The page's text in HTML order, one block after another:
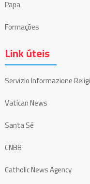
Papa
Formações
Link úteis
Servizio Informazione
Vatican News
Santa Sé
CNBB
Catholic News Agency